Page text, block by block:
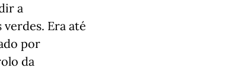
a
Era até
por
da